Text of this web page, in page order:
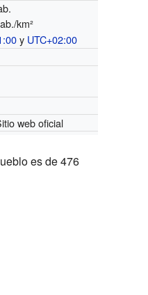
km²
y UTC+02:00
web oficial
es de 476